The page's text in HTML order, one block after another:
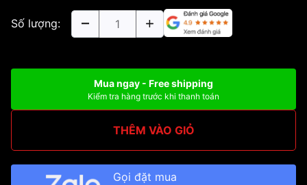
Số lượng:
Mua ngay - Free shipping
Kiểm tra hàng trước khi thanh toán
THÊM VÀO GIỎ
Gọi đặt mua